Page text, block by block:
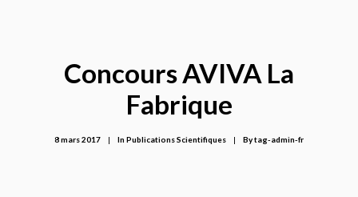
Outils
Solutions régénératives
DigiTag
Concours AVIVA La
Fabrique
8 mars 2017 | In Publications Scientifiques | Bytag-admin-fr